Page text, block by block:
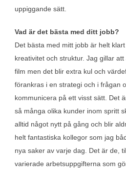
uppiggande sätt.
Vad är det bästa med ditt jobb?
Det bästa med mitt jobb är helt
kreativitet och struktur. Jag gillar
film men det blir extra kul och
förankras i en strategi och i frågan
kommunicera på ett visst sätt. Det
så många olika kunder inom spritt
alltid något nytt på gång och blir
helt fantastiska kollegor som jag
nya saker av varje dag. Det är de,
varierade arbetsuppgifterna som